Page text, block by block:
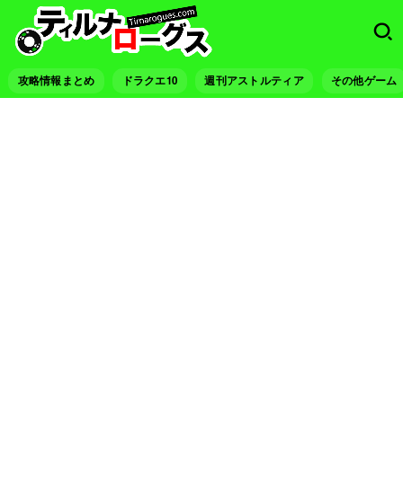
攻略情報まとめ ドラクエ10 週刊アストルティア その他ゲーム